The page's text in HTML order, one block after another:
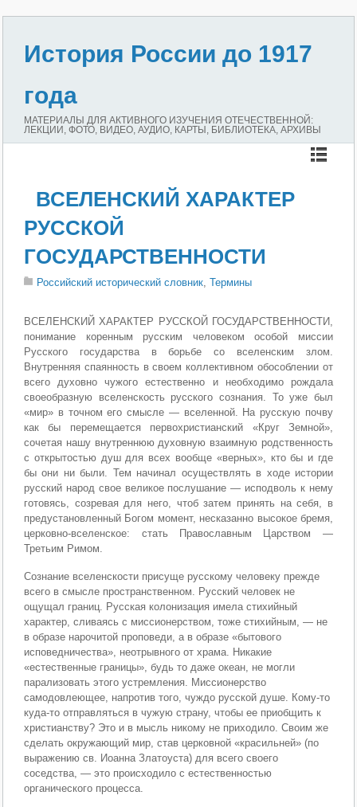
История России до 1917
года
МАТЕРИАЛЫ ДЛЯ АКТИВНОГО ИЗУЧЕНИЯ ОТЕЧЕСТВЕННОЙ:
ЛЕКЦИИ, ФОТО, ВИДЕО, АУДИО, КАРТЫ, БИБЛИОТЕКА, АРХИВЫ
ВСЕЛЕНСКИЙ ХАРАКТЕР
РУССКОЙ
ГОСУДАРСТВЕННОСТИ
Российский исторический словник,Термины
ВСЕЛЕНСКИЙ ХАРАКТЕР РУССКОЙ ГОСУДАРСТВЕННОСТИ,
понимание коренным русским человеком особой миссии
Русского государства в борьбе со вселенским злом.
Внутренняя спаянность в своем коллективном обособлении от
всего духовно чужого естественно и необходимо рождала
своеобразную вселенскость русского сознания. То уже был
«мир» в точном его смысле — вселенной. На русскую почву
как бы перемещается первохристианский «Круг Земной»,
сочетая нашу внутреннюю духовную взаимную родственность
с открытостью душ для всех вообще «верных», кто бы и где
бы они ни были. Тем начинал осуществлять в ходе истории
русский народ свое великое послушание — исподволь к нему
готовясь, созревая для него, чтоб затем принять на себя, в
предустановленный Богом момент, несказанно высокое бремя,
церковно-вселенское: стать Православным Царством —
Третьим Римом.
Сознание вселенскости присуще русскому человеку прежде
всего в смысле пространственном. Русский человек не
ощущал границ. Русская колонизация имела стихийный
характер, сливаясь с миссионерством, тоже стихийным, — не
в образе нарочитой проповеди, а в образе «бытового
исповедничества», неотрывного от храма. Никакие
«естественные границы», будь то даже океан, не могли
парализовать этого устремления. Миссионерство
самодовлеющее, напротив того, чуждо русской душе. Кому-то
куда-то отправляться в чужую страну, чтобы ее приобщить к
христианству? Это и в мысль никому не приходило. Своим же
сделать окружающий мир, став церковной «красильней» (по
выражению св. Иоанна Златоуста) для всего своего
соседства, — это происходило с естественностью
органического процесса.